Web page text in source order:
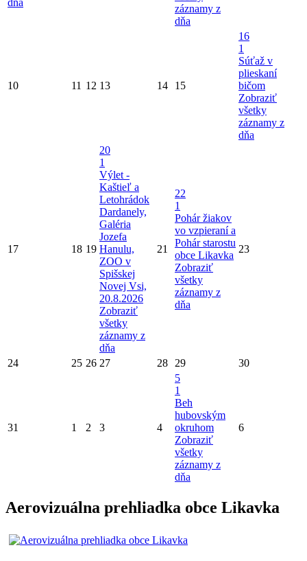
záznamy z
dňa
10 11 12 13 14 15
16
1
Súťaž v
plieskaní
bičom
Zobraziť
všetky
záznamy z
dňa
17 18 19
20
1
Výlet -
Kaštieľ a
Letohrádok
Dardanely,
Galéria
Jozefa
Hanulu,
ZOO v
Spišskej
Novej Vsi,
20.8.2026
Zobraziť
všetky
záznamy z
dňa
21
22
1
Pohár žiakov
vo vzpieraní a
Pohár starostu
obce Likavka
Zobraziť
všetky
záznamy z
dňa
23
24 25 26 27 28 29 30
31 1 2 3 4
5
1
Beh
hubovským
okruhom
Zobraziť
všetky
záznamy z
dňa
6
Aerovizuálna prehliadka obce Likavka